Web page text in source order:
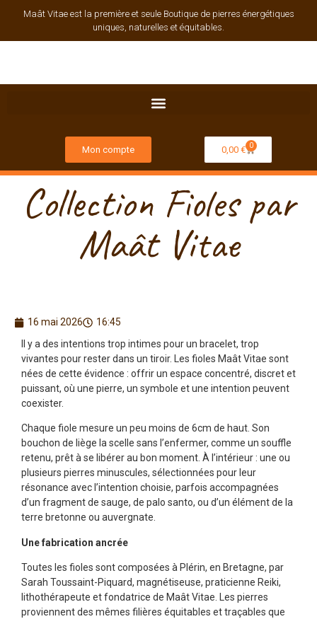
Maât Vitae est la première et seule Boutique de pierres énergétiques
uniques, naturelles et équitables.
Mon compte 0,00 € 0
Collection Fioles par
Maât Vitae
16 mai 2026
16:45
Il y a des intentions trop intimes pour un bracelet, trop
vivantes pour rester dans un tiroir. Les fioles Maât Vitae sont
nées de cette évidence : offrir un espace concentré, discret et
puissant, où une pierre, un symbole et une intention peuvent
coexister.
Chaque fiole mesure un peu moins de 6cm de haut. Son
bouchon de liège la scelle sans l’enfermer, comme un souffle
retenu, prêt à se libérer au bon moment. À l’intérieur : une ou
plusieurs pierres minuscules, sélectionnées pour leur
résonance avec l’intention choisie, parfois accompagnées
d’un fragment de sauge, de palo santo, ou d’un élément de la
terre bretonne ou auvergnate.
Une fabrication ancrée
Toutes les fioles sont composées à Plérin, en Bretagne, par
Sarah Toussaint-Piquard, magnétiseuse, praticienne Reiki,
lithothérapeute et fondatrice de Maât Vitae. Les pierres
proviennent des mêmes filières équitables et traçables que